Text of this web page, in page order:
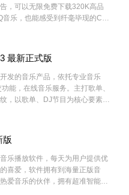
，可以无限免费下载320K高品
乐，也能感受到纤毫毕现的CD
最新正式版
发的音乐产品，依托专业音乐
能，在线音乐服务。主打歌单、
，以歌单、DJ节目为核心要素。
版
乐播放软件，每天为用户提供优
喜爱，软件拥有到海量正版音
爱音乐的伙伴，拥有超准智能算